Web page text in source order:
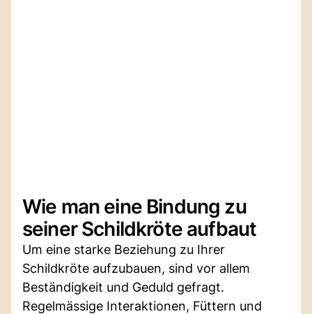
Wie man eine Bindung zu
seiner Schildkröte aufbaut
Um eine starke Beziehung zu Ihrer
Schildkröte aufzubauen, sind vor allem
Beständigkeit und Geduld gefragt.
Regelmässige Interaktionen, Füttern und